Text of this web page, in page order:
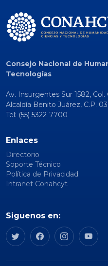
Consejo Nacional de
Tecnologías
Av. Insurgentes Sur 1582,
Alcaldía Benito Juárez, C.P.
Tel: (55) 5322-7700
Enlaces
Directorio
Soporte Técnico
Política de Privacidad
Intranet Conahcyt
Siguenos en: